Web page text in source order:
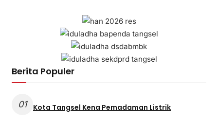
Berita Populer
01 Kota Tangsel Kena Pemadaman Listrik